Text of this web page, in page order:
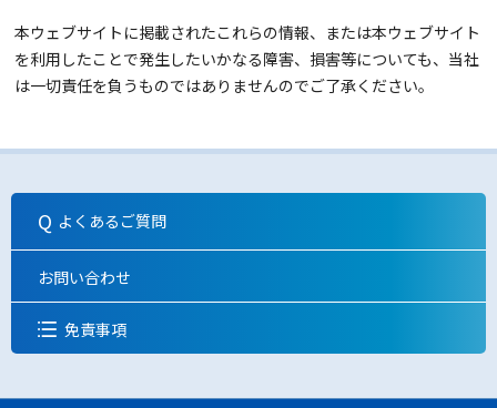
本ウェブサイトに掲載されたこれらの情報、または本ウェブサイト
を利用したことで発生したいかなる障害、損害等についても、当社
は一切責任を負うものではありませんのでご了承ください。
よくあるご質問
お問い合わせ
免責事項